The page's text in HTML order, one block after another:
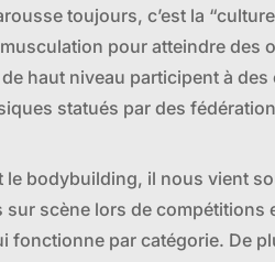
toujours, c’est la
musculation pour atteindre
haut niveau participent à
statués par des
le bodybuilding, il nous vient
sur scène lors de compétitions
fonctionne par catégorie. De